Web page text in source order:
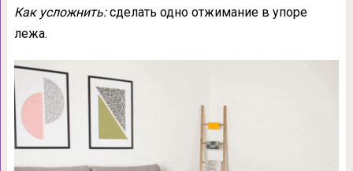
Как усложнить:сделать одно отжимание в упоре
лежа.